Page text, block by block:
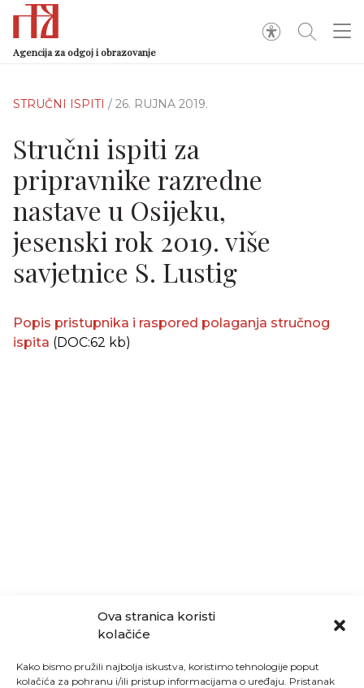
Ova stranica koristi
kolačiće
Kako bismo pružili najbolja iskustva, koristimo tehnologije poput
kolačića za pohranu i/ili pristup informacijama o uređaju. Pristanak
Agencija za odgoj i obrazovanje
STRUČNI ISPITI / 26. RUJNA 2019.
Stručni ispiti za
pripravnike razredne
nastave u Osijeku,
jesenski rok 2019. više
savjetnice S. Lustig
Popis pristupnika i raspored polaganja stručnog
ispita (DOC:62 kb)